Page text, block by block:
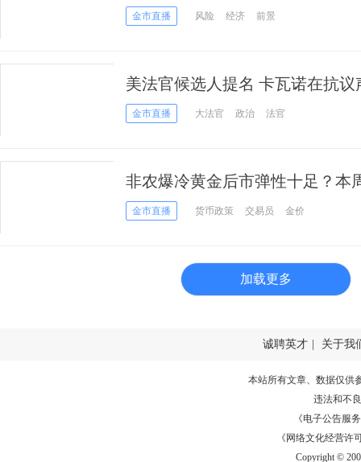
金市直播 风险 经济 前景
美法官候选人提名 卡瓦诺在抗
价格上涨关键点是它？
金市直播 大法官 政治 法官
非农爆冷黄金后市弹性十足？本
官发言
金市直播 货币政策 交易员 金价
加载更多
诚聘英才 关于我
本站所有文章、数据仅供
违法和不
《电子公告服务
《网络文化经营许
Copyright ©